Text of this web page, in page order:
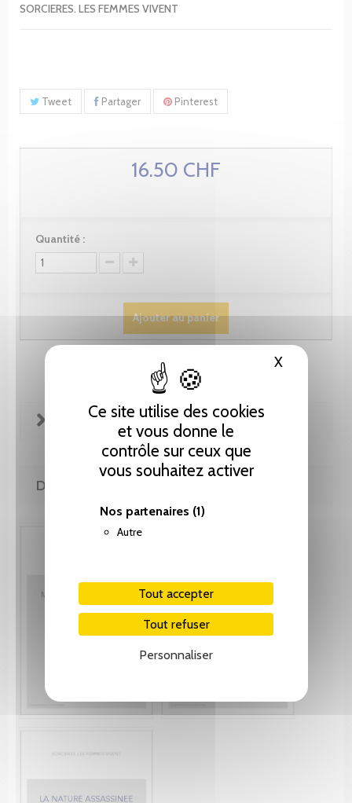
Ce site utilise des cookies
et vous donne le
contrôle sur ceux que
vous souhaitez activer
Nos partenaires (1)
Autre
Tout accepter
Tout refuser
Personnaliser
XMasquer
SORCIERES. LES FEMMES VIVENT
Tweet Partager Pinterest
16.50 CHF
Quantité :
Ajouter au panier
FICHE TECHNIQUE
DE MÊME AUTEUR(E)